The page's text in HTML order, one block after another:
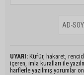
UYARI: Küfür, hakaret,
içeren, imla kuralları ile
harflerle yazılmış yorumlar